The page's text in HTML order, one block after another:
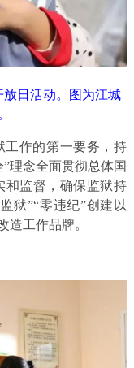
放日活动。图为江城
工作的第一要务，持
理念全面贯彻总体国
和监督，确保监狱持
狱”“零违纪”创建以
造工作品牌。